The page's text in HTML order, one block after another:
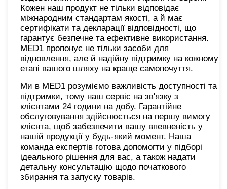
Кожен наш продукт не тільки відповідає
міжнародним стандартам якості, а й має
сертифікати та декларації відповідності, що
гарантує безпечне та ефективне використання.
MED1 пропонує не тільки засоби для
відновлення, але й надійну підтримку на кожному
етапі вашого шляху на краще самопочуття.
Ми в MED1 розуміємо важливість доступності та
підтримки, тому наш сервіс на зв'язку з
клієнтами 24 години на добу. Гарантійне
обслуговування здійснюється на першу вимогу
клієнта, щоб забезпечити вашу впевненість у
нашій продукції у будь-який момент. Наша
команда експертів готова допомогти у підборі
ідеального рішення для вас, а також надати
детальну консультацію щодо початкового
збирання та запуску товарів.